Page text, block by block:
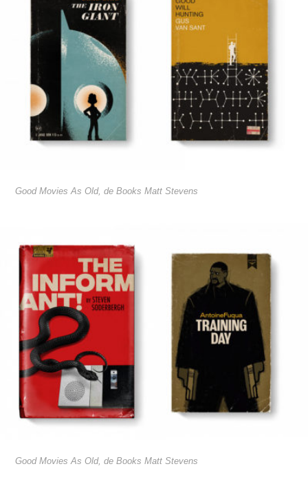
Good Movies As Old, de Books Matt Stevens
Good Movies As Old, de Books Matt Stevens